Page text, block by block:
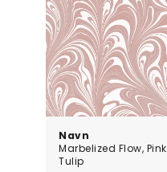
Navn
Marbelized Flow, Pink
Tulip